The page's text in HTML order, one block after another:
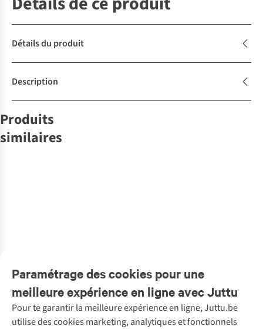
Détails du produit
Description
Produits
similaires
Paramétrage des cookies pour une
meilleure expérience en ligne avec Juttu
Pour te garantir la meilleure expérience en ligne, Juttu.be
utilise des cookies marketing, analytiques et fonctionnels
Service client